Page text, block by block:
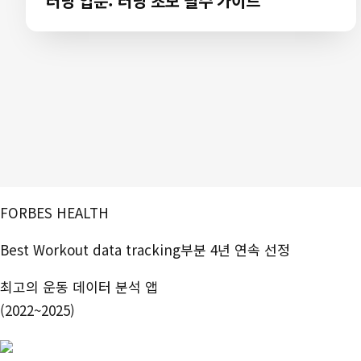
FORBES HEALTH
Best Workout data tracking부분 4년 연속 선정
최고의 운동 데이터 분석 앱
(2022~2025)